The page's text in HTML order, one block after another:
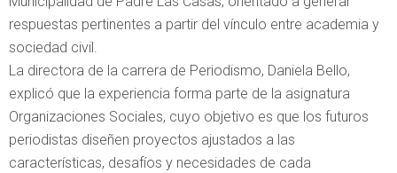
respuestas pertinentes a partir del vínculo entre academia y
sociedad civil.
La directora de la carrera de Periodismo, Daniela Bello,
explicó que la experiencia forma parte de la asignatura
Organizaciones Sociales, cuyo objetivo es que los futuros
periodistas diseñen proyectos ajustados a las
características, desafíos y necesidades de cada